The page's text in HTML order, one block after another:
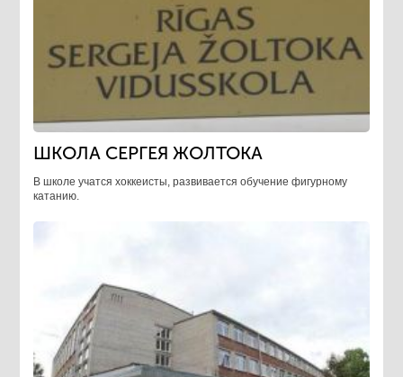
ШКОЛА СЕРГЕЯ ЖОЛТОКА
В школе учатся хоккеисты, развивается обучение фигурному
катанию.